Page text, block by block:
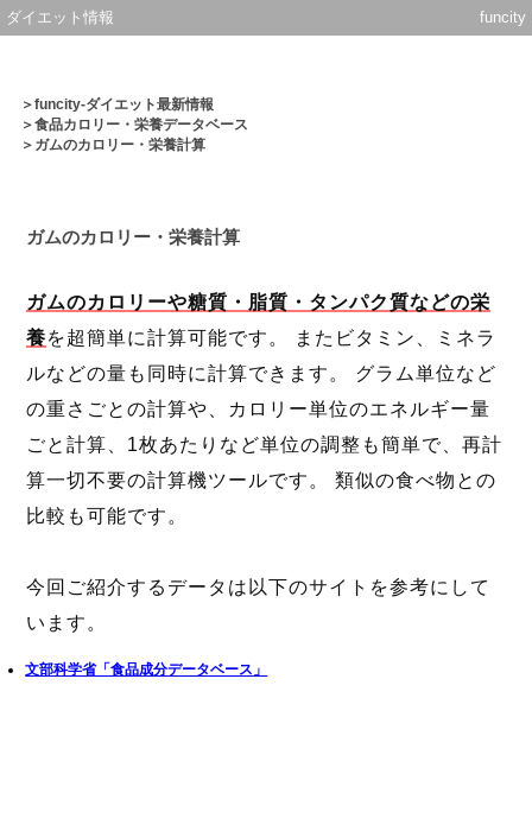
ダイエット情報 funcity
＞funcity-ダイエット最新情報
＞食品カロリー・栄養データベース
＞ガムのカロリー・栄養計算
ガムのカロリー・栄養計算
ガムのカロリーや糖質・脂質・タンパク質などの栄
養を超簡単に計算可能です。 またビタミン、ミネラ
ルなどの量も同時に計算できます。 グラム単位など
の重さごとの計算や、カロリー単位のエネルギー量
ごと計算、1枚あたりなど単位の調整も簡単で、再計
算一切不要の計算機ツールです。 類似の食べ物との
比較も可能です。
今回ご紹介するデータは以下のサイトを参考にして
います。
文部科学省「食品成分データベース」